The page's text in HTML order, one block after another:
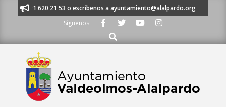
al 91 620 21 53 o escríbenos a ayuntamiento@alalpardo.org
Síguenos
Buscar